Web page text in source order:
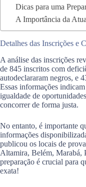
Dicas para uma
A Importância da
Detalhes das Inscrições e
A análise das inscrições
de 845 inscritos com
autodeclararam negros, e
Essas informações
igualdade de
concorrer de forma justa.
No entanto, é importante
informações
publicou os locais de
Altamira, Belém, Marabá,
preparação é crucial para
exata!